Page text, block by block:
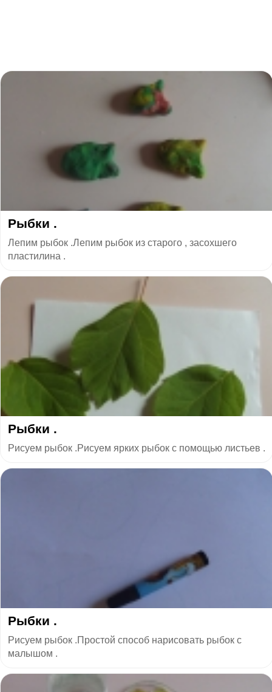
Рыбки .
Лепим рыбок .Лепим рыбок из старого , засохшего
пластилина .
Рыбки .
Рисуем рыбок .Рисуем ярких рыбок с помощью листьев .
Рыбки .
Рисуем рыбок .Простой способ нарисовать рыбок с
малышом .